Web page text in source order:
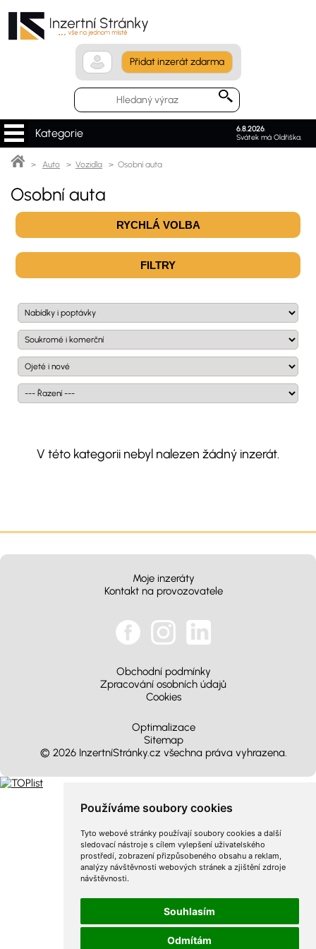
Používáme soubory cookies
Tyto webové stránky používají soubory cookies a další
sledovací nástroje s cílem vylepšení uživatelského
prostředí, zobrazení přizpůsobeného obsahu a reklam,
analýzy návštěvnosti webových stránek a zjištění zdroje
návštěvnosti.
Souhlasím
Odmítám
Přidat inzerát zdarma
6.8.2026.
Svátek má Oldřiška.
Kategorie
> Auto > Vozidla > Osobní auta
Osobní auta
RYCHLÁ VOLBA
FILTRY
V této kategorii nebyl nalezen žádný inzerát.
Moje inzeráty
Kontakt na provozovatele
Obchodní podmínky
Zpracování osobních údajů
Cookies
Optimalizace
Sitemap
© 2026 InzertníStránky.cz všechna práva vyhrazena.